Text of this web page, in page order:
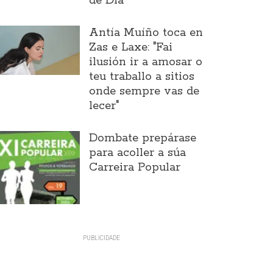
Antía Muíño toca en
Zas e Laxe: "Fai
ilusión ir a amosar o
teu traballo a sitios
onde sempre vas de
lecer"
Dombate prepárase
para acoller a súa
Carreira Popular